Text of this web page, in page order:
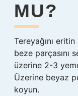
MU?
Tereyağını
beze parçasını
üzerine 2-3
Üzerine beyaz
koyun.